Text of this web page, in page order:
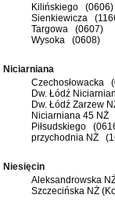
Kilińskiego (0606)
Sienkiewicza
Targowa (0607)
Wysoka (0608)
Niciarniana
Czechosłowacka
Dw. Łódź
Dw. Łódź Zarzew
Niciarniana 45 NŻ
Piłsudskiego
przychodnia NŻ
Niesięcin
Aleksandrowska
Szczecińska NŻ